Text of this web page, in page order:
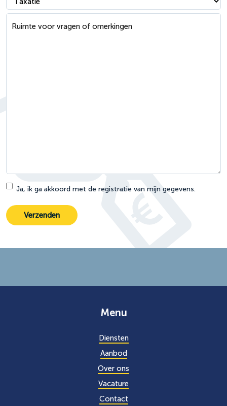
kunnen
we je
mee
Ruimte
voor vragen
* Ja, ik ga akkoord met de registratie van mijn gegevens.
Menu
Diensten
Aanbod
Over ons
Vacature
Contact